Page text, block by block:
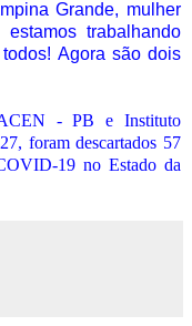
Grande, mulher
trabalhando
Agora são dois
- PB e Instituto
foram descartados 57
19 no Estado da